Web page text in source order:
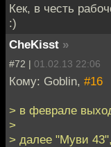
Кек, в честь
:)
CheKisst »
#72 | 01.02.13 22:06
Кому: Goblin, #16
> в феврале
>
> далее "Муви